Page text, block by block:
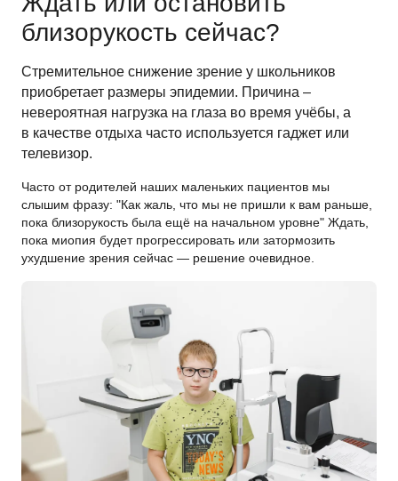
близорукость сейчас?
Стремительное снижение зрение у школьников
приобретает размеры эпидемии. Причина –
невероятная нагрузка на глаза во время учёбы, а
в качестве отдыха часто используется гаджет или
телевизор.
Часто от родителей наших маленьких пациентов мы
слышим фразу: "Как жаль, что мы не пришли к вам раньше,
пока близорукость была ещё на начальном уровне" Ждать,
пока миопия будет прогрессировать или затормозить
ухудшение зрения сейчас — решение очевидное.